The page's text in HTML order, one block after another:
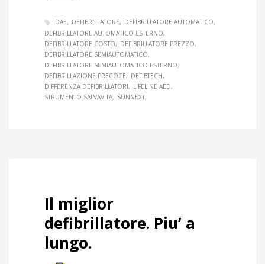
DAE DEFIBRILLATORE
DEFIBRILLATORE AUTOMATICO
DEFIBRILLATORE AUTOMATICO ESTERNO
DEFIBRILLATORE COSTO
DEFIBRILLATORE PREZZO
DEFIBRILLATORE SEMIAUTOMATICO
DEFIBRILLATORE SEMIAUTOMATICO ESTERNO
DEFIBRILLAZIONE PRECOCE
DEFIBTECH
DIFFERENZA DEFIBRILLATORI
LIFELINE AED
STRUMENTO SALVAVITA
SUNNEXT
Il miglior
defibrillatore. Piu’ a
lungo.